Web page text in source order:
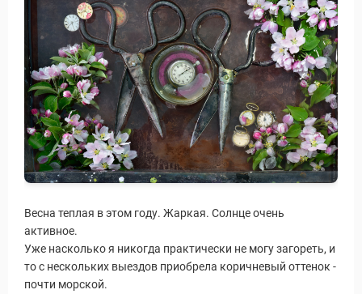
Весна теплая в этом году. Жаркая. Солнце очень
активное.
Уже насколько я никогда практически не могу загореть, и
то с нескольких выездов приобрела коричневый оттенок -
почти морской.